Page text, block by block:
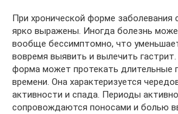
При хронической форме
ярко выражены. Иногда болезнь
вообще бессимптомно, что
вовремя выявить и вылечить
форма может протекать длительные
времени. Она характеризуется
активности и спада. Периоды
сопровождаются поносами и болью